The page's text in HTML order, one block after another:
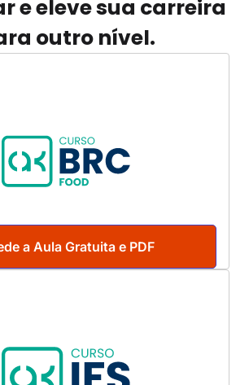
e eleve sua carreira
outro nível.
a Aula Gratuita e PDF